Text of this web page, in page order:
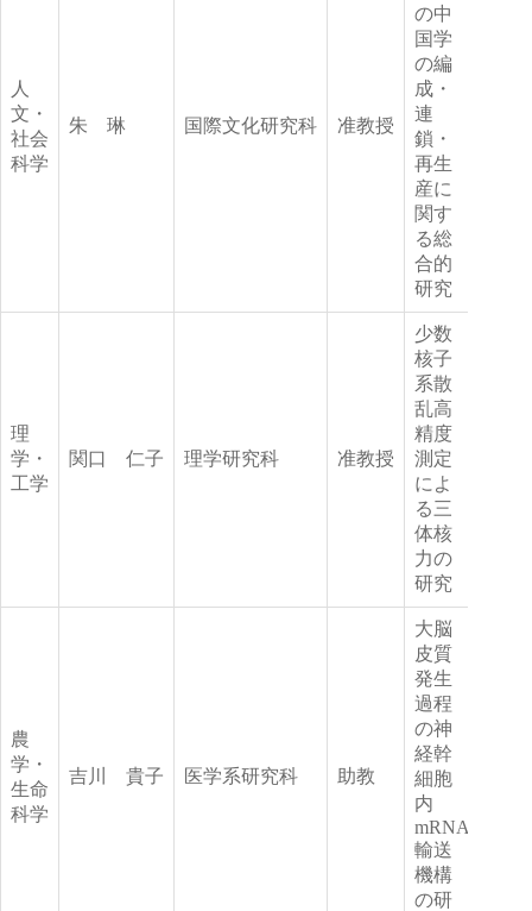
人
文・
社会
科学
朱 琳 国際文化研究科 准教授
の中
国学
の編
成・
連
鎖・
再生
産に
関す
る総
合的
研究
理
学・
工学
関口 仁子 理学研究科 准教授
少数
核子
系散
乱高
精度
測定
によ
る三
体核
力の
研究
農
学・
生命
科学
吉川 貴子 医学系研究科 助教
大脳
皮質
発生
過程
の神
経幹
細胞
内
mRNA
輸送
機構
の研